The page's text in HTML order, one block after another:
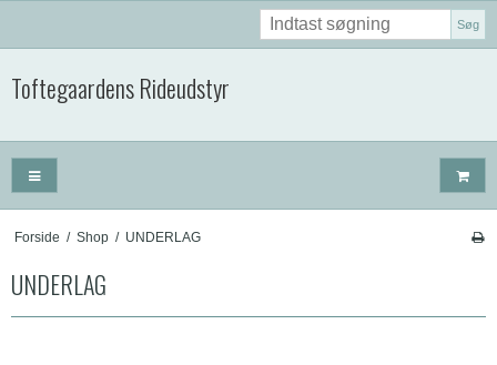
Søg
Toftegaardens Rideudstyr
Forside / Shop / UNDERLAG
UNDERLAG